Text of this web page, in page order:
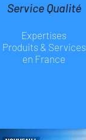
Service Qualité
Expertises
Produits & Services
en France